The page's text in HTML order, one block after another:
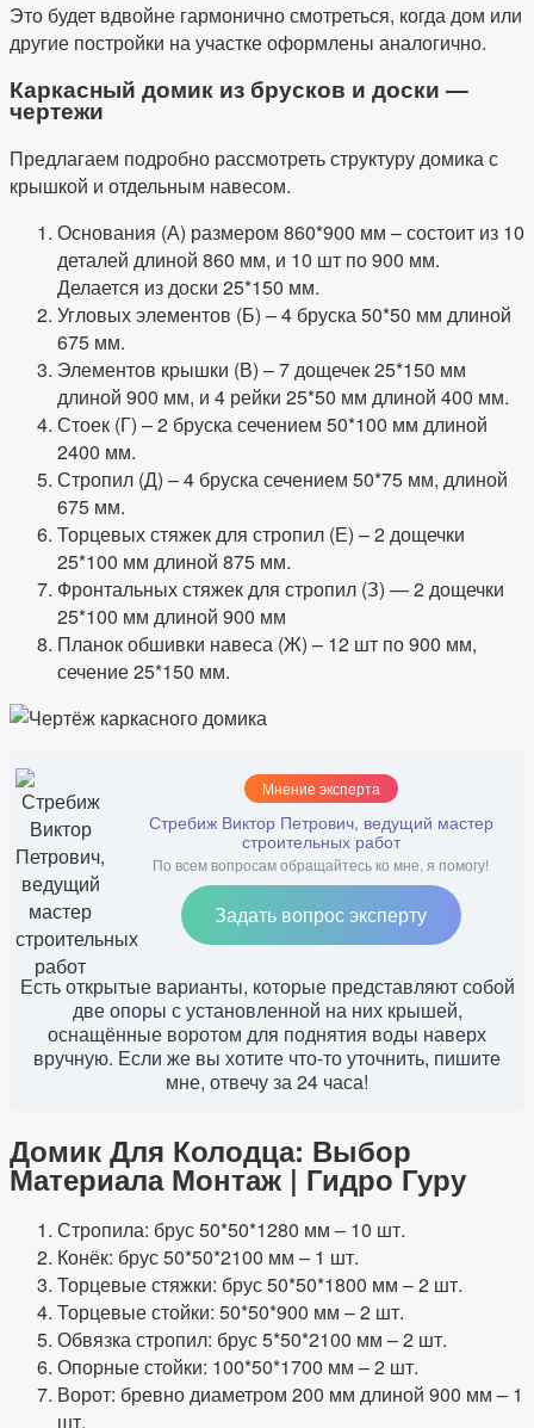
Это будет вдвойне гармонично смотреться, когда дом или
другие постройки на участке оформлены аналогично.
Каркасный домик из брусков и доски —
чертежи
Предлагаем подробно рассмотреть структуру домика с
крышкой и отдельным навесом.
Основания (А) размером 860*900 мм – состоит из 10
деталей длиной 860 мм, и 10 шт по 900 мм.
Делается из доски 25*150 мм.
Угловых элементов (Б) – 4 бруска 50*50 мм длиной
675 мм.
Элементов крышки (В) – 7 дощечек 25*150 мм
длиной 900 мм, и 4 рейки 25*50 мм длиной 400 мм.
Стоек (Г) – 2 бруска сечением 50*100 мм длиной
2400 мм.
Стропил (Д) – 4 бруска сечением 50*75 мм, длиной
675 мм.
Торцевых стяжек для стропил (Е) – 2 дощечки
25*100 мм длиной 875 мм.
Фронтальных стяжек для стропил (З) — 2 дощечки
25*100 мм длиной 900 мм
Планок обшивки навеса (Ж) – 12 шт по 900 мм,
сечение 25*150 мм.
Мнение эксперта
Стребиж Виктор Петрович, ведущий мастер
строительных работ
По всем вопросам обращайтесь ко мне, я помогу!
Задать вопрос эксперту
Есть открытые варианты, которые представляют собой
две опоры с установленной на них крышей,
оснащённые воротом для поднятия воды наверх
вручную. Если же вы хотите что-то уточнить, пишите
мне, отвечу за 24 часа!
Домик Для Колодца: Выбор
Материала Монтаж | Гидро Гуру
Стропила: брус 50*50*1280 мм – 10 шт.
Конёк: брус 50*50*2100 мм – 1 шт.
Торцевые стяжки: брус 50*50*1800 мм – 2 шт.
Торцевые стойки: 50*50*900 мм – 2 шт.
Обвязка стропил: брус 5*50*2100 мм – 2 шт.
Опорные стойки: 100*50*1700 мм – 2 шт.
Ворот: бревно диаметром 200 мм длиной 900 мм – 1
шт.